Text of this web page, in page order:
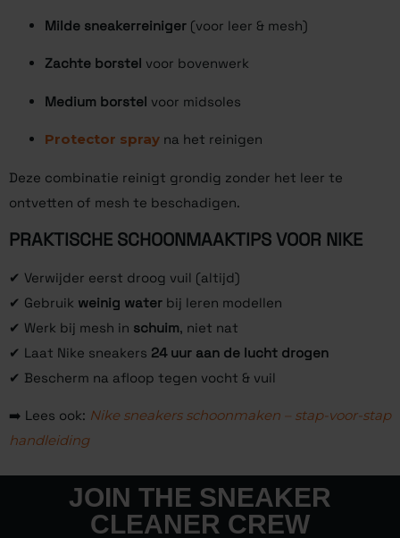
Milde sneakerreiniger (voor leer & mesh)
Zachte borstel voor bovenwerk
Medium borstel voor midsoles
Protector spray na het reinigen
Deze combinatie reinigt grondig zonder het leer te
ontvetten of mesh te beschadigen.
PRAKTISCHE SCHOONMAAKTIPS VOOR NIKE
✔ Verwijder eerst droog vuil (altijd)
✔ Gebruik weinig water bij leren modellen
✔ Werk bij mesh in schuim, niet nat
✔ Laat Nike sneakers 24 uur aan de lucht drogen
✔ Bescherm na afloop tegen vocht & vuil
➡️ Lees ook: Nike sneakers schoonmaken – stap-voor-stap
handleiding
JOIN THE SNEAKER
CLEANER CREW